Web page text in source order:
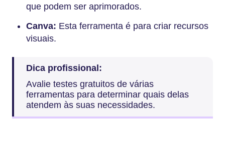
que podem ser aprimorados.
Canva: Esta ferramenta é para criar recursos
visuais.
Dica profissional:
Avalie testes gratuitos de várias
ferramentas para determinar quais delas
atendem às suas necessidades.